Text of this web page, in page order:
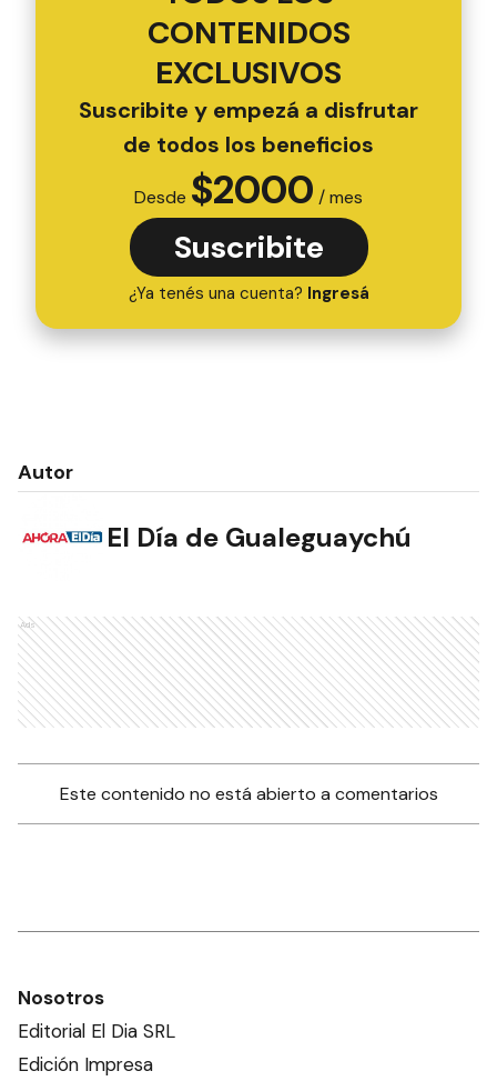
CONTENIDOS
EXCLUSIVOS
Suscribite y empezá a disfrutar
de todos los beneficios
Desde $2000 / mes
Suscribite
¿Ya tenés una cuenta? Ingresá
Autor
El Día de Gualeguaychú
Ads
Este contenido no está abierto a comentarios
Nosotros
Editorial El Dia SRL
Edición Impresa